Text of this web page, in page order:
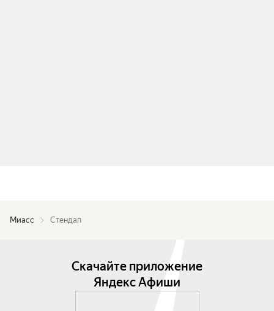
Миасс Стендап
Скачайте приложение
Яндекс Афиши